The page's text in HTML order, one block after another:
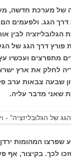
של מערכת חדשה,
דרך הגג. ולפעמים
הגלובליזציה לבין
דרך הגג של
מתפרצים ועכשיו
הראשון שבעה צבאות
שאני מדבר עליה.
שפרצו המהומות
לכך. בקיצור, אף